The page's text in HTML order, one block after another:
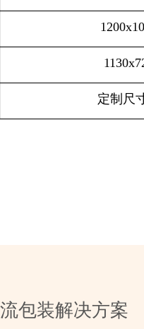
定制尺
包装解决方案